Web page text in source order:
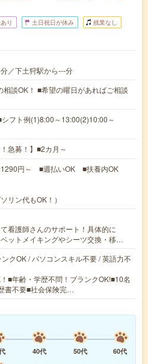
り 土日祝日が休み 残業なし
／下土狩駅から---分
相談OK！ ■希望の曜日があればご相談
フト例(1)8:00～13:00(2)10:00～
急募！】■2カ月～
1290円～ ■週払いOK ■扶養内OK
リン代もOK！）
看護師さんのサポート！具体的に
ットメイキングやシーツ交換・移…
クOK / パソコンスキル不要 / 英語力不
■年齢・学歴不問！ブランクOK!■10名
書不要■社会保険完…
40代 50代
60代